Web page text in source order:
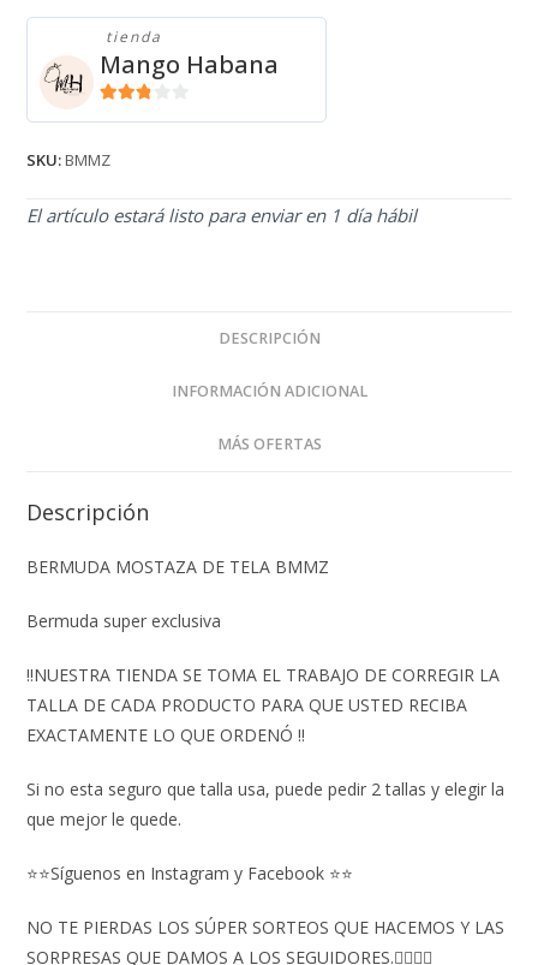
TELA
cantidad
tienda
Mango Habana
SKU:BMMZ
El artículo estará listo para enviar en 1 día hábil
DESCRIPCIÓN
INFORMACIÓN ADICIONAL
MÁS OFERTAS
Descripción
BERMUDA MOSTAZA DE TELA BMMZ
Bermuda super exclusiva
‼️NUESTRA TIENDA SE TOMA EL TRABAJO DE CORREGIR LA
TALLA DE CADA PRODUCTO PARA QUE USTED RECIBA
EXACTAMENTE LO QUE ORDENÓ ‼️
Si no esta seguro que talla usa, puede pedir 2 tallas y elegir la
que mejor le quede.
⭐⭐Síguenos en Instagram y Facebook ⭐⭐
NO TE PIERDAS LOS SÚPER SORTEOS QUE HACEMOS Y LAS
SORPRESAS QUE DAMOS A LOS SEGUIDORES.👇🏻👇🏻